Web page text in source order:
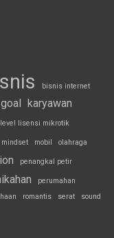
bisnis internet
goal karyawan
level lisensi mikrotik
mindset mobil olahraga
penangkal petir
perumahan
romantis serat
sound